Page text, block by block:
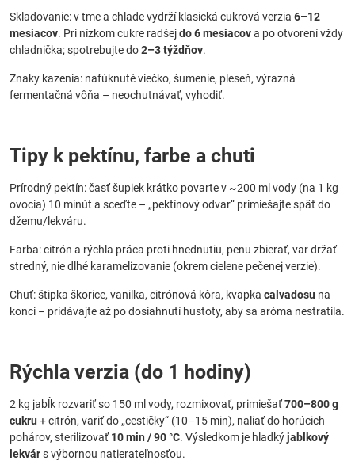
Skladovanie: v tme a chlade vydrží klasická cukrová verzia 6–12
mesiacov. Pri nízkom cukre radšejdo 6 mesiacova po otvorení vždy
chladnička; spotrebujte do2–3 týždňov.
Znaky kazenia: nafúknuté viečko, šumenie, pleseň, výrazná
fermentačná vôňa – neochutnávať, vyhodiť.
Tipy k pektínu, farbe a chuti
Prírodný pektín: časť šupiek krátko povarte v ~200 ml vody (na 1 kg
ovocia) 10 minút a sceďte – „pektínový odvar“ primiešajte späť do
džemu/lekváru.
Farba: citrón a rýchla práca proti hnednutiu, penu zbierať, var držať
stredný, nie dlhé karamelizovanie (okrem cielene pečenej verzie).
Chuť: štipka škorice, vanilka, citrónová kôra, kvapka calvadosu na
konci – pridávajte až po dosiahnutí hustoty, aby sa aróma nestratila.
Rýchla verzia (do 1 hodiny)
2 kg jabĺk rozvariť so 150 ml vody, rozmixovať, primiešať700–800 g
cukru + citrón, variť do „cestičky“ (10–15 min), naliať do horúcich
pohárov, sterilizovať 10 min / 90 °C. Výsledkom je hladkýjablkový
lekvárs výbornou natierateľnosťou.